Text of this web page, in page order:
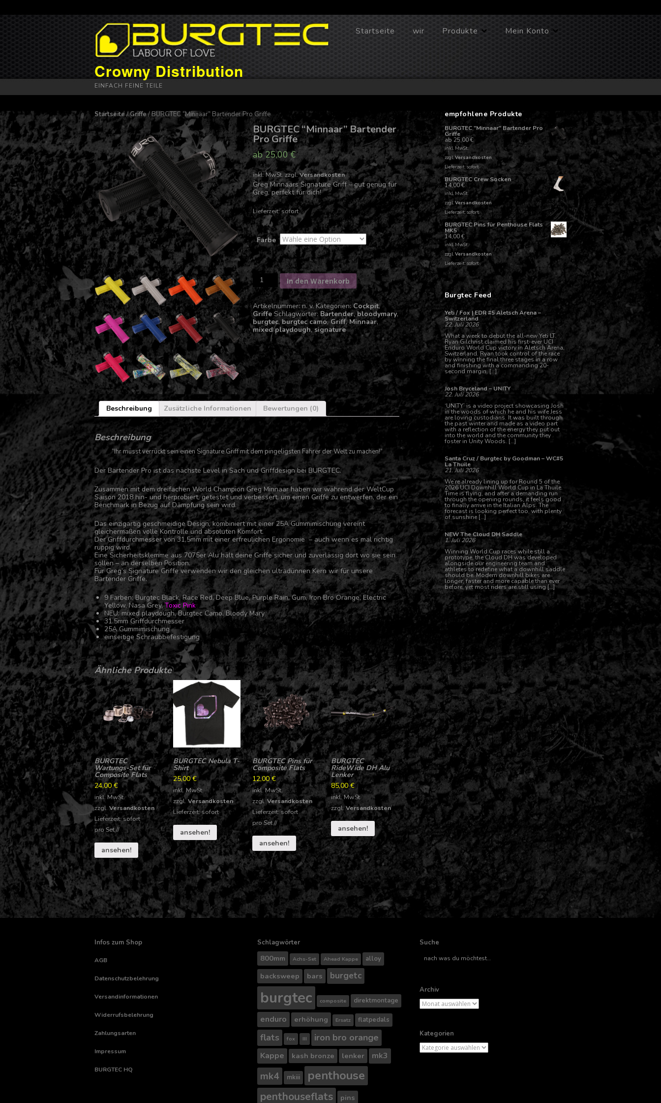
Crowny Distribution
EINFACH FEINE TEILE
Skip
to
content
Startseite wir Produkte Mein Konto
Startseite/Griffe/ BURGTEC “Minnaar” Bartender Pro Griffe
BURGTEC “Minnaar” Bartender
Pro Griffe
ab25,00€
inkl. MwSt. zzgl.Versandkosten
Greg Minnaars Signature Griff – gut genug für
Greg, perfekt für dich!
Lieferzeit: sofort
Farbe
BURGTEC
"Minnaar"
Bartender
Pro
Griffe
Menge
In den Warenkorb
Artikelnummer:n. v. Kategorien:Cockpit,
Griffe Schlagwörter: Bartender,bloodymary,
burgtec,burgtec camo,Griff,Minnaar,
mixed playdough,signature
Beschreibung Zusätzliche Informationen Bewertungen (0)
Beschreibung
“Ihr müsst verrückt sein einen Signature Griff mit dem pingeligsten Fahrer der Welt zu machen!”
Der Bartender Pro ist das nächste Level in Sach und Griffdesign bei BURGTEC.
Zusammen mit dem dreifachen World Champion Greg Minnaar haben wir während der WeltCup
Saison 2018 hin- und herprobiert, getestet und verbessert, um einen Griffe zu entwerfen, der ein
Benchmark in Bezug auf Dämpfung sein wird.
Das einzigartig geschmeidige Design, kombiniert mit einer 25A Gummimischung vereint
gleichermaßen volle Kontrolle und absoluten Komfort.
Der Griffdurchmesser von 31,5mm mit einer erfreulichen Ergonomie – auch wenn es mal richtig
ruppig wird.
Eine Sicherheitsklemme aus 7075er Alu hält deine Griffe sicher und zuverlässig dort wo sie sein
sollen – an derselben Position.
Für Greg’s Signature Griffe verwenden wir den gleichen ultradünnen Kern wir für unsere
Bartender Griffe.
9 Farben: Burgtec Black, Race Red, Deep Blue, Purple Rain, Gum, Iron Bro Orange, Electric
Yellow, Nasa Grey,Toxic Pink
NEU: mixed playdough, Burgtec Camo, Bloody Mary
31.5mm Griffdurchmesser
25A Gummimischung
einseitige Schraubbefestigung
Ähnliche Produkte
BURGTEC
Wartungs-Set für
Composite Flats
24,00€
inkl. MwSt.
zzgl. Versandkosten
Lieferzeit: sofort
proSet//
ansehen!
BURGTEC Nebula T-
Shirt
25,00€
inkl. MwSt.
zzgl.Versandkosten
Lieferzeit: sofort
ansehen!
BURGTEC Pins für
Composite Flats
12,00€
inkl. MwSt.
zzgl. Versandkosten
Lieferzeit: sofort
proSet//
ansehen!
BURGTEC
RideWide DH Alu
Lenker
85,00€
inkl. MwSt.
zzgl.Versandkosten
ansehen!
empfohlene Produkte
BURGTEC "Minnaar" Bartender Pro
Griffe
ab 25,00€
inkl. MwSt.
zzgl.Versandkosten
Lieferzeit: sofort
BURGTEC Crew Socken
14,00€
inkl. MwSt.
zzgl.Versandkosten
Lieferzeit: sofort
BURGTEC Pins für Penthouse Flats
MK5
14,00€
inkl. MwSt.
zzgl.Versandkosten
Lieferzeit: sofort
Burgtec Feed
Yeti / Fox | EDR #5 Aletsch Arena –
Switzerland
22. Juli 2026
What a week to debut the all-new Yeti LT.
Ryan Gilchrist claimed his first-ever UCI
Enduro World Cup victory in Aletsch Arena,
Switzerland. Ryan took control of the race
by winning the final three stages in a row
and finishing with a commanding 20-
second margin. […]
Josh Bryceland – UNITY
22. Juli 2026
‘UNITY’ is a video project showcasing Josh
in the woods of which he and his wife Jess
are loving custodians. It was built through
the past winter and made as a video part
with a reflection of the energy they put out
into the world and the community they
foster in Unity Woods. […]
Santa Cruz / Burgtec by Goodman – WC#5
La Thuile
21. Juli 2026
We’re already lining up for Round 5 of the
2026 UCI Downhill World Cup in La Thuile.
Time is flying, and after a demanding run
through the opening rounds, it feels good
to finally arrive in the Italian Alps. The
forecast is looking perfect too, with plenty
of sunshine […]
NEW The Cloud DH Saddle
1. Juli 2026
Winning World Cup races while still a
prototype, the Cloud DH was developed
alongside our engineering team and
athletes to redefine what a downhill saddle
should be. Modern downhill bikes are
longer, faster and more capable than ever
before, yet most riders are still using […]
Infos zum Shop
AGB
Datenschutzbelehrung
Versandinformationen
Widerrufsbelehrung
Zahlungsarten
Impressum
BURGTEC HQ
Schlagwörter
800mm Achs-Set Ahead Kappe alloy
backsweep bars burgetc
burgtec composite direktmontage
enduro erhöhung Ersatz flatpedals
flats fox III iron bro orange
Kappe kash bronze lenker mk3
mk4 mkiii penthouse
penthouseflats pins
Suche
Suche
nach..
Archiv
Archiv
Kategorien
Kategorien